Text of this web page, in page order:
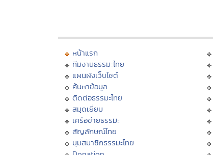
หน้าแรก
ทีมงานธรรมะไทย
แผนผังเว็บไซต์
ค้นหาข้อมูล
ติดต่อธรรมะไทย
สมุดเยี่ยม
เครือข่ายธรรมะ
สัญลักษณ์ไทย
มุมสมาชิกธรรมะไทย